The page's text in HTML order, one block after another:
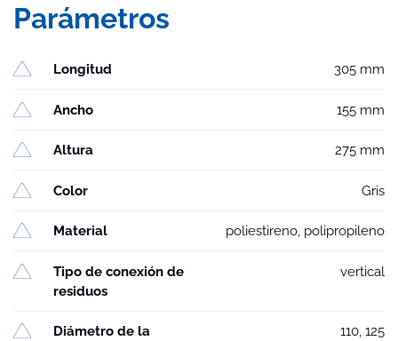
Parámetros
Longitud 305 mm
Ancho 155 mm
Altura 275 mm
Color Gris
Material poliestireno, polipropileno
Tipo de conexión de
residuos
vertical
Diámetro de la
110, 125